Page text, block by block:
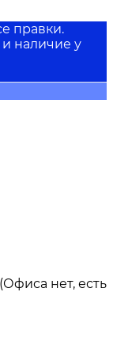
правки.
наличие у
нет, есть